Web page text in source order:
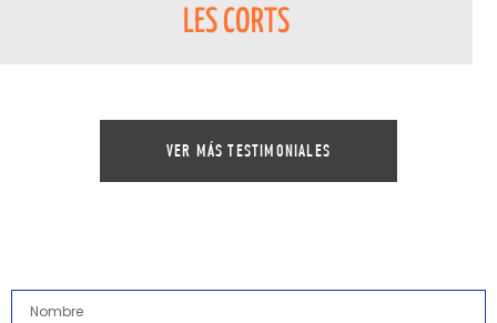
LES CORTS
VER MÁS TESTIMONIALES